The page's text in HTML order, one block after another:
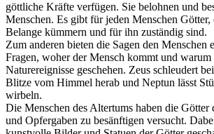
göttliche Kräfte verfügen. Sie belohnen und
Menschen. Es gibt für jeden Menschen Götter,
Belange kümmern und für ihn zuständig sind.
Zum anderen bieten die Sagen den Menschen
Fragen, woher der Mensch kommt und warum
Naturereignisse geschehen. Zeus schleudert
Blitze vom Himmel herab und Neptun lässt
wirbeln.
Die Menschen des Altertums haben die Götter
und Opfergaben zu besänftigen versucht.